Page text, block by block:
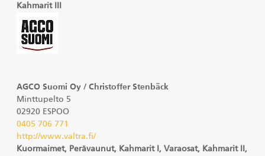
Kahmarit III
AGCO Suomi Oy / Christoffer Stenbäck
Minttupelto 5
02920 ESPOO
0405 706 771
http://www.valtra.fi/
Kuormaimet, Perävaunut, Kahmarit I, Varaosat, Kahmarit II,